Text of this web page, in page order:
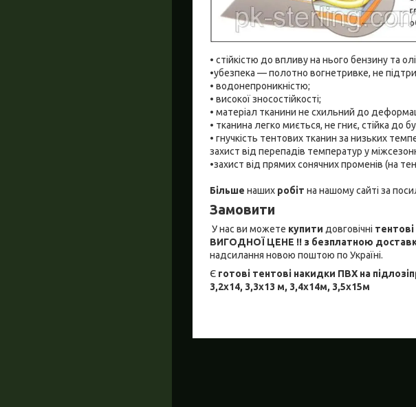
• стійкістю до впливу на нього бензину та
•убезпека — полотно вогнетривке, не
• водонепроникністю;
• високої зносостійкості;
• матеріал тканини не схильний до
• тканина легко миється, не гниє, стійка до
• гнучкість тентових тканин за низьких
захист від перепадів температур у
•захист від прямих сонячних променів (на
Більше наших робіт на нашому сайті за
Замовити
У нас ви можете купити довговічні
ВИГОДНОЇ ЦЕНЕ !! з безплатною
надсилання новою поштою по Україні.
Є готові тентові накидки ПВХ на підлозі
3,2х14, 3,3х13 м, 3,4х14м, 3,5х15м